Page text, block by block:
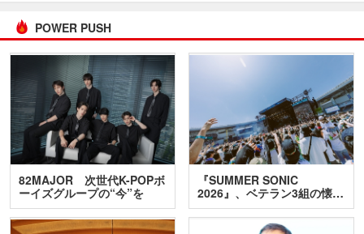
POWER PUSH
82MAJOR 次世代K-POPボ
ーイズグループの“今”を
訊…
『SUMMER SONIC
2026』、ベテラン3組の懐…